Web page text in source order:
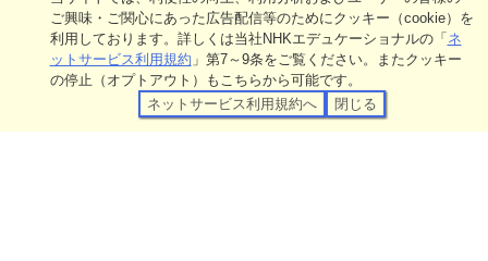
ご興味・ご関心にあった広告配信等のためにクッキー（cookie）を
利用しております。詳しくは当社NHKエデュケーショナルの「ネ
ットサービス利用規約 」第7～9条をご覧ください。またクッキー
の停止（オプトアウト）もこちらから可能です。
ネットサービス利用規約へ
閉じる